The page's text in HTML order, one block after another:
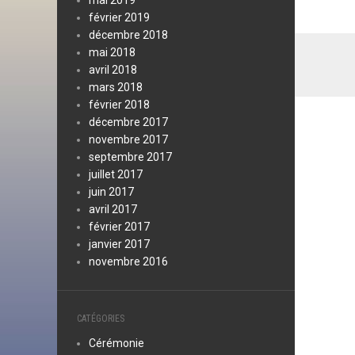
février 2019
décembre 2018
mai 2018
avril 2018
mars 2018
février 2018
décembre 2017
novembre 2017
septembre 2017
juillet 2017
juin 2017
avril 2017
février 2017
janvier 2017
novembre 2016
CATÉGORIES
Cérémonie